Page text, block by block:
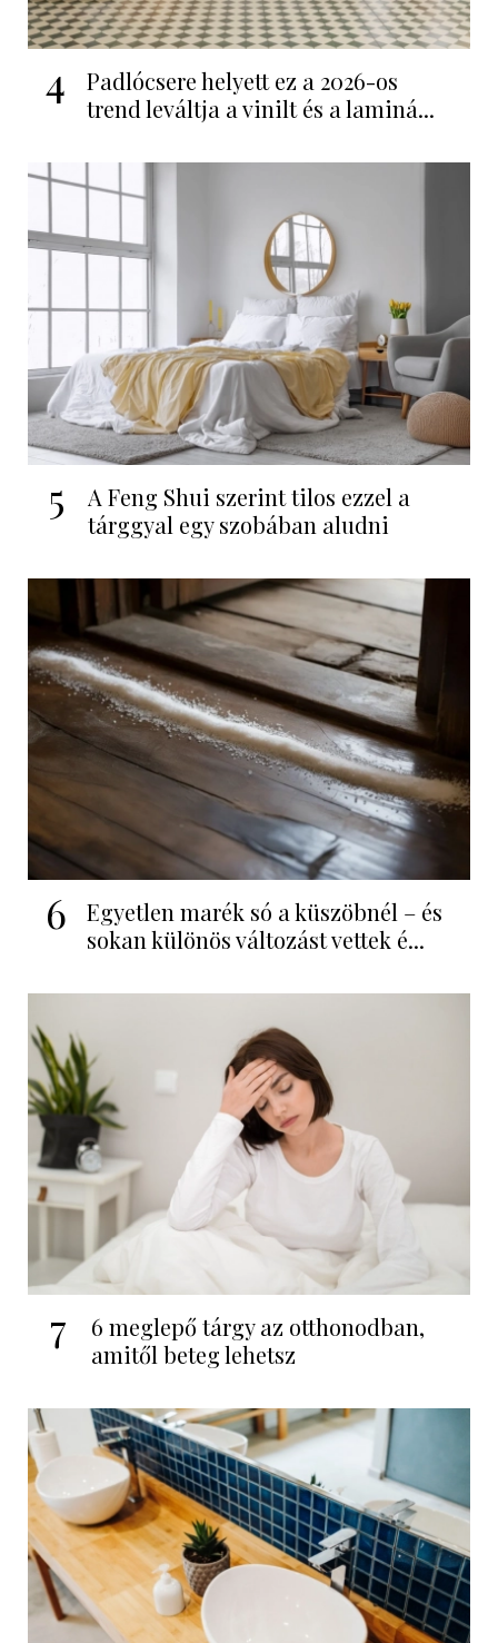
4
Padlócsere helyett ez a 2026-os
trend leváltja a vinilt és a laminá...
5
A Feng Shui szerint tilos ezzel a
tárggyal egy szobában aludni
6
Egyetlen marék só a küszöbnél – és
sokan különös változást vettek é...
7
6 meglepő tárgy az otthonodban,
amitől beteg lehetsz